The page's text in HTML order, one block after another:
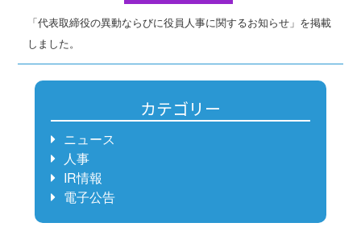
「代表取締役の異動ならびに役員人事に関するお知らせ」を掲載
しました。
カテゴリー
ニュース
人事
IR情報
電子公告